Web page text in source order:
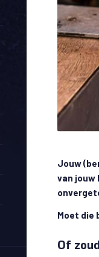
Jouw
van jouw
Moet die
Of